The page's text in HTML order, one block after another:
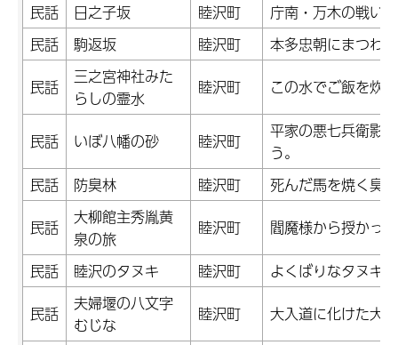
民話
日之子坂 睦沢町
庁南・万木の戦い
民話
駒返坂 睦沢町
本多忠朝にまつわ
民話
三之宮神社みた
らしの霊水
睦沢町 この水でご飯を炊
民話 いぼ八幡の砂 睦沢町
平家の悪七兵衛影
う。
民話
防臭林 睦沢町
死んだ馬を焼く臭
民話
大柳館主秀胤黄
泉の旅
睦沢町
閻魔様から授かっ
民話
睦沢のタヌキ 睦沢町
よくばりなタヌキ
民話
夫婦堰の八文字
むじな
睦沢町
大入道に化けた大